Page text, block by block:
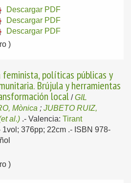
Descargar PDF
Descargar PDF
Descargar PDF
)
feminista, políticas públicas y
Brújula y herramientas
local /GIL
Mònica ; JUBETO RUIZ,
al.) .- Valencia: Tirant
1vol; 376pp; 22cm .- ISBN 978-
)